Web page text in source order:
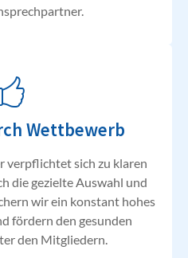
Wettbewerb
verpflichtet sich zu klaren
die gezielte Auswahl und
wir ein konstant hohes
fördern den gesunden
den Mitgliedern.